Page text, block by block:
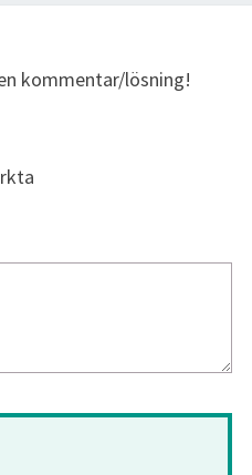
kommentar/lösning!